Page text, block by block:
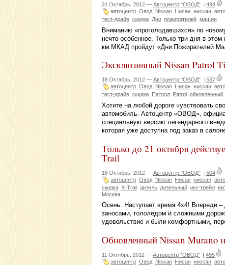
24 Октябрь, 2012 — Автоцентр "ОВОД" | 494
автоцентр Овод Nissan Нисан ниссан
тест-драйв скидка Дни пожирателей машин
Вниманию «проголодавшихся» по
нечто особенное. Только три дня в
км МКАД пройдут «Дни Пожирателей
Эксклюзивный Nissan Patrol
18 Октябрь, 2012 — Автоцентр "ОВОД"
537
автоцентр Овод Nissan Нисан ниссан
тест-драйв скидка Патрол Patrol обновленный
Хотите на любой дороге чувствовать
автомобиль. Автоцентр «ОВОД»,
специальную версию легендарного
которая уже доступна под заказ в
Только до 21 октября
Trail
18 Октябрь, 2012 — Автоцентр "ОВОД" | 504
автоцентр Овод Nissan Нисан ниссан
скидка X-Trail дизель дизельный икс-трейл
Москва
Осень. Наступает время 4х4! Впереди
заносами, гололедом и сложными
удовольствие и были комфортными,
Обновленный Nissan Murano
11 Октябрь, 2012 — Автоцентр "ОВОД" | 455
автоцентр Овод Nissan Нисан ниссан